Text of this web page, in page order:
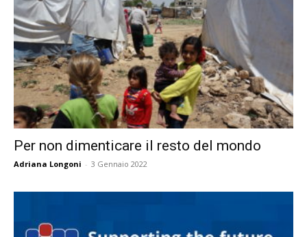
Per non dimenticare il resto del mondo
Adriana Longoni - 3 Gennaio 2022